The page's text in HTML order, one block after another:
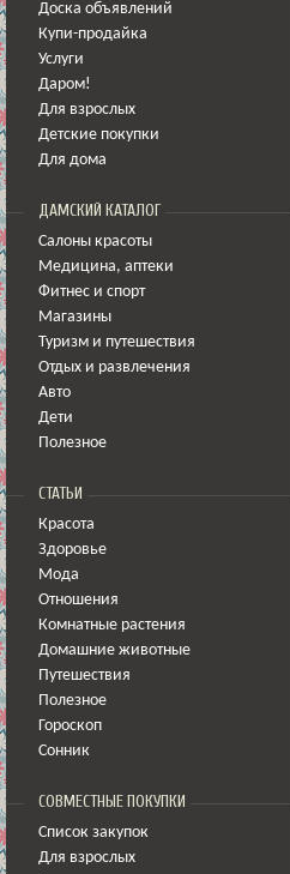
Доска объявлений
Купи-продайка
Услуги
Даром!
Для взрослых
Детские покупки
Для дома
ДАМСКИЙ КАТАЛОГ
Салоны красоты
Медицина, аптеки
Фитнес и спорт
Магазины
Туризм и путешествия
Отдых и развлечения
Авто
Дети
Полезное
СТАТЬИ
Красота
Здоровье
Мода
Отношения
Комнатные растения
Домашние животные
Путешествия
Полезное
Гороскоп
Сонник
СОВМЕСТНЫЕ ПОКУПКИ
Список закупок
Для взрослых